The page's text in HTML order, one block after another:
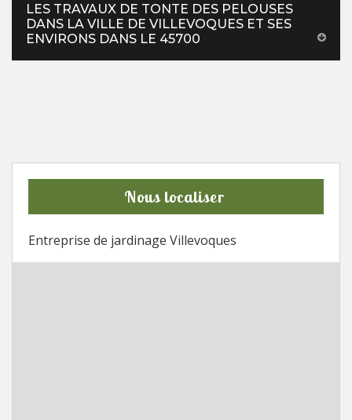
LES TRAVAUX DE TONTE DES PELOUSES
DANS LA VILLE DE VILLEVOQUES ET SES
ENVIRONS DANS LE 45700
Nous localiser
Entreprise de jardinage Villevoques